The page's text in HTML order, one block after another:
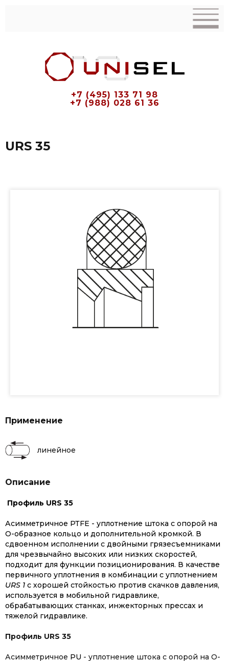
+7 (495) 133 71 98
+7 (988) 028 61 36
URS 35
Применение
линейное
Описание
Профиль URS 35
Асимметричное РТFЕ - уплотнение штока с опорой на
O-образное кольцо и дополнительной кромкой. В
сдвоенном исполнении с двойными грязесъемниками
для чрезвычайно высоких или низких скоростей,
подходит для функции позиционирования. В качестве
первичного уплотнения в комбинации с уплотнением
URS 1 с хорошей стойкостью против скачков давления,
используется в мобильной гидравлике,
обрабатывающих станках, инжекторных прессах и
тяжелой гидравлике.
Профиль URS 35
Асимметричное РU - уплотнение штока с опорой на O-